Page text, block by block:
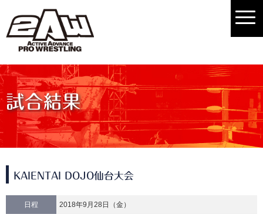
試合結果
KAIENTAI DOJO仙台大会
日程 2018年9月28日（金）